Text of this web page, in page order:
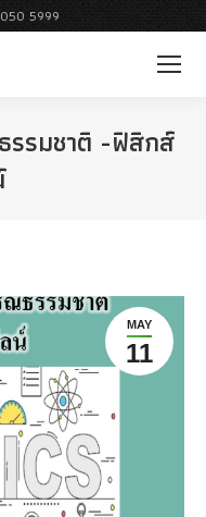
5999
รรมชาติ -ฟิสิกส์
MAY
11